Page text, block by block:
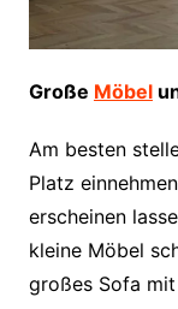
Große Möbel
Am besten
Platz
erscheinen
kleine Möbel
großes Sofa